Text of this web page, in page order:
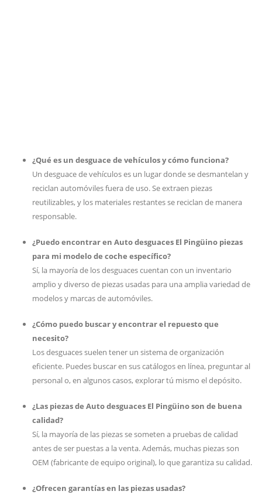
¿Qué es un desguace de vehículos y cómo funciona?
Un desguace de vehículos es un lugar donde se desmantelan y
reciclan automóviles fuera de uso. Se extraen piezas
reutilizables, y los materiales restantes se reciclan de manera
responsable.
¿Puedo encontrar en Auto desguaces El Pingüino piezas
para mi modelo de coche específico?
Sí, la mayoría de los desguaces cuentan con un inventario
amplio y diverso de piezas usadas para una amplia variedad de
modelos y marcas de automóviles.
¿Cómo puedo buscar y encontrar el repuesto que
necesito?
Los desguaces suelen tener un sistema de organización
eficiente. Puedes buscar en sus catálogos en línea, preguntar al
personal o, en algunos casos, explorar tú mismo el depósito.
¿Las piezas de Auto desguaces El Pingüino son de buena
calidad?
Sí, la mayoría de las piezas se someten a pruebas de calidad
antes de ser puestas a la venta. Además, muchas piezas son
OEM (fabricante de equipo original), lo que garantiza su calidad.
¿Ofrecen garantías en las piezas usadas?